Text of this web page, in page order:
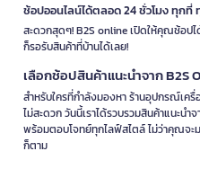
ช้อปออนไลน์ได้ตลอด 24 ชั่วโมง ทุกที่
สะดวกสุดๆ! B2S online เปิดให้คุณช้อป
ก็รอรับสินค้าที่บ้านได้เลย!
เลือกช้อปสินค้าแนะนำจาก B2S
สำหรับใครที่กำลังมองหา ร้านอุปกรณ์เค
ไม่สะดวก วันนี้เราได้รวบรวมสินค้าแนะน
พร้อมตอบโจทย์ทุกไลฟ์สไตล์ ไม่ว่าคุณจะ
ก็ตาม